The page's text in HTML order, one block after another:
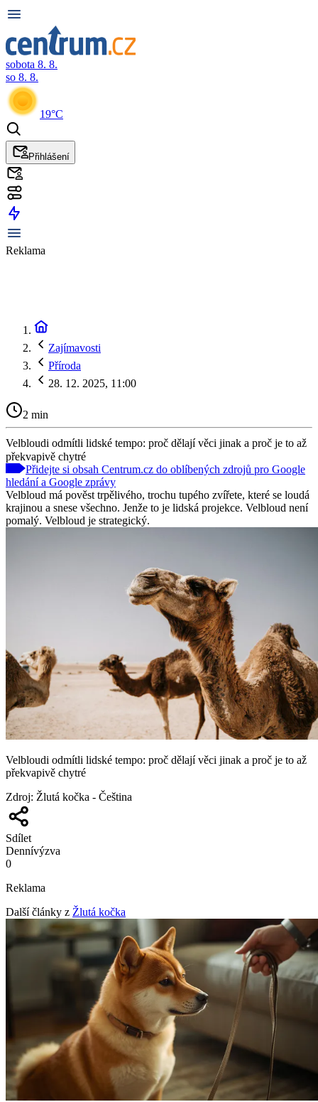
sobota 8. 8.
so 8. 8.
19°C
Přihlášení
Reklama
Zajímavosti
Příroda
28. 12. 2025, 11:00
2 min
Velbloudi odmítli lidské tempo: proč dělají věci jinak a proč je to až
překvapivě chytré
Přidejte si obsah Centrum.cz do oblíbených zdrojů pro Google
hledání a Google zprávy
Velbloud má pověst trpělivého, trochu tupého zvířete, které se loudá
krajinou a snese všechno. Jenže to je lidská projekce. Velbloud není
pomalý. Velbloud je strategický.
Velbloudi odmítli lidské tempo: proč dělají věci jinak a proč je to až
překvapivě chytré
Zdroj: Žlutá kočka - Čeština
Sdílet
Dennívýzva
0
Reklama
Další články z Žlutá kočka